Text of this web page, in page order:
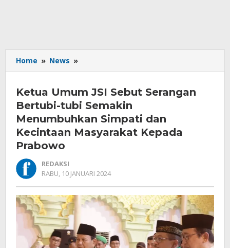
Home » News »
Umum
Sebut
Serangan
Bertubi-
tubi
Semakin
Kecintaan
Masyarakat
Kepada
Prabowo
Ketua Umum JSI Sebut Serangan
Bertubi-tubi Semakin
Menumbuhkan Simpati dan
Kecintaan Masyarakat Kepada
Prabowo
REDAKSI
RABU, 10 JANUARI 2024